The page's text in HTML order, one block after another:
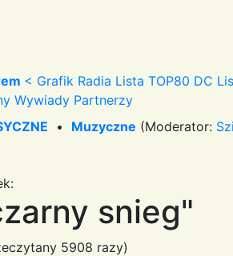
< Grafik Radia Lista TOP80 DC
Wywiady Partnerzy
• Muzyczne (Moderator:
snieg"
5908 razy)